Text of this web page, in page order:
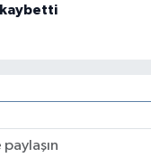
kaybetti